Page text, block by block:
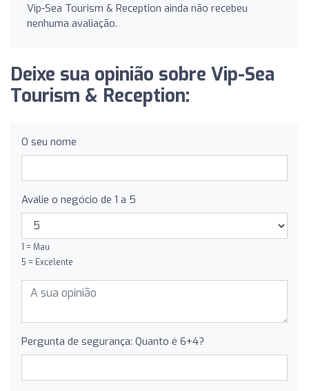
Vip-Sea Tourism & Reception ainda não recebeu
nenhuma avaliação.
Deixe sua opinião sobre Vip-Sea
Tourism & Reception:
O seu nome
Avalie o negócio de 1 a 5
1 = Mau
5 = Excelente
Pergunta de segurança: Quanto é 6+4?